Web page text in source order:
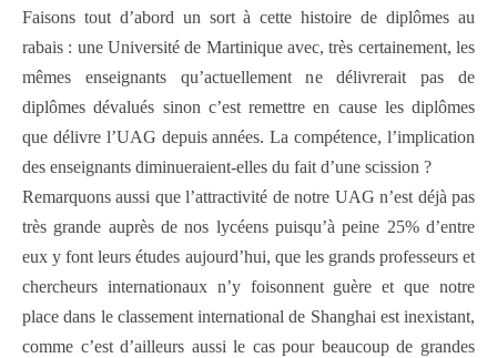
Faisons tout d’abord un sort à cette histoire de diplômes au
rabais : une Université de Martinique avec, très certainement, les
mêmes enseignants qu’actuellement ne délivrerait pas de
diplômes dévalués sinon c’est remettre en cause les diplômes
que délivre l’UAG depuis années. La compétence, l’implication
des enseignants diminueraient-elles du fait d’une scission ?
Remarquons aussi que l’attractivité de notre UAG n’est déjà pas
très grande auprès de nos lycéens puisqu’à peine 25% d’entre
eux y font leurs études aujourd’hui, que les grands professeurs et
chercheurs internationaux n’y foisonnent guère et que notre
place dans le classement international de Shanghai est inexistant,
comme c’est d’ailleurs aussi le cas pour beaucoup de grandes